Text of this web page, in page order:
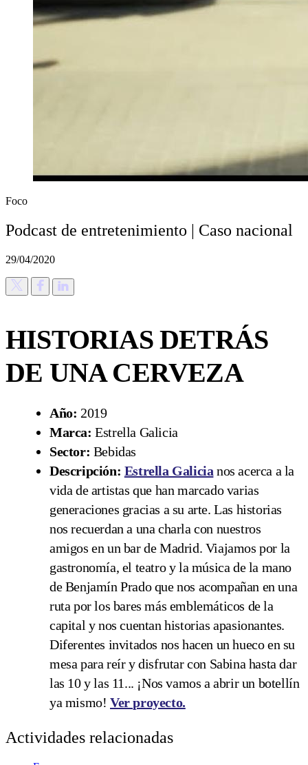
Foco
Podcast de entretenimiento | Caso nacional
29/04/2020
HISTORIAS DETRÁS
DE UNA CERVEZA
Año: 2019
Marca: Estrella Galicia
Sector: Bebidas
Descripción: Estrella Galicia nos acerca a la
vida de artistas que han marcado varias
generaciones gracias a su arte. Las historias
nos recuerdan a una charla con nuestros
amigos en un bar de Madrid. Viajamos por la
gastronomía, el teatro y la música de la mano
de Benjamín Prado que nos acompañan en una
ruta por los bares más emblemáticos de la
capital y nos cuentan historias apasionantes.
Diferentes invitados nos hacen un hueco en su
mesa para reír y disfrutar con Sabina hasta dar
las 10 y las 11... ¡Nos vamos a abrir un botellín
ya mismo! Ver proyecto.
Actividades relacionadas